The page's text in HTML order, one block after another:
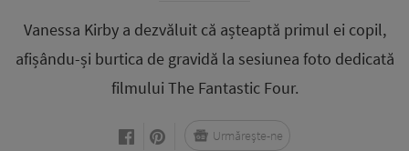
Vanessa Kirby a dezvăluit că așteaptă primul ei copil,
afișându-și burtica de gravidă la sesiunea foto dedicată
filmului The Fantastic Four.
Urmărește-ne